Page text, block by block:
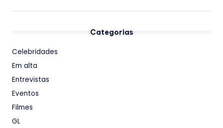
Categorias
Celebridades
Em alta
Entrevistas
Eventos
Filmes
GL